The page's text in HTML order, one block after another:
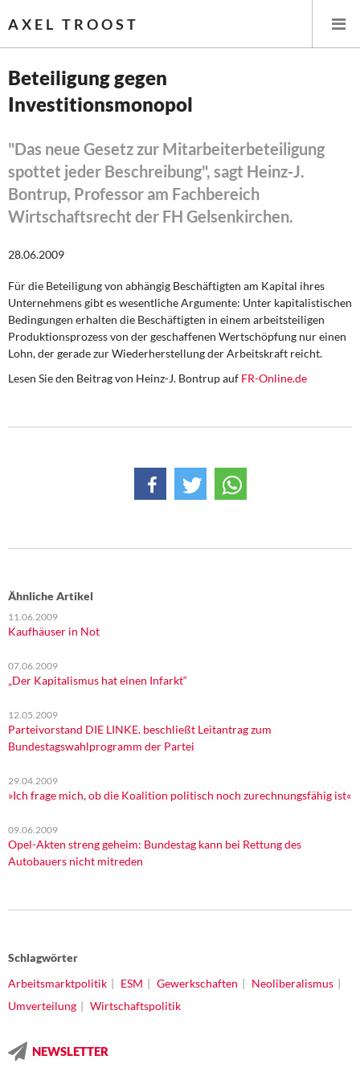
AXEL TROOST
Startseite
Themen
Leitlinien linker Wirtschafts- und Finanzpolitik
Wirtschaftspolitik
Steuer- und Finanzpolitik
Öffentliche Infrastruktur und Daseinsvorsorge
Eurokrise und Griechenland
Institut Solidarische Moderne
Kontakt
Beteiligung gegen
Investitionsmonopol
"Das neue Gesetz zur Mitarbeiterbeteiligung
spottet jeder Beschreibung", sagt Heinz-J.
Bontrup, Professor am Fachbereich
Wirtschaftsrecht der FH Gelsenkirchen.
28.06.2009
Für die Beteiligung von abhängig Beschäftigten am Kapital ihres
Unternehmens gibt es wesentliche Argumente: Unter kapitalistischen
Bedingungen erhalten die Beschäftigten in einem arbeitsteiligen
Produktionsprozess von der geschaffenen Wertschöpfung nur einen
Lohn, der gerade zur Wiederherstellung der Arbeitskraft reicht.
Lesen Sie den Beitrag von Heinz-J. Bontrup auf FR-Online.de
Ähnliche Artikel
11.06.2009
Kaufhäuser in Not
07.06.2009
„Der Kapitalismus hat einen Infarkt“
12.05.2009
Parteivorstand DIE LINKE. beschließt Leitantrag zum
Bundestagswahlprogramm der Partei
29.04.2009
»Ich frage mich, ob die Koalition politisch noch zurechnungsfähig ist«
09.06.2009
Opel-Akten streng geheim: Bundestag kann bei Rettung des
Autobauers nicht mitreden
Schlagwörter
Arbeitsmarktpolitik
ESM Gewerkschaften
Neoliberalismus
Umverteilung
Wirtschaftspolitik
NEWSLETTER